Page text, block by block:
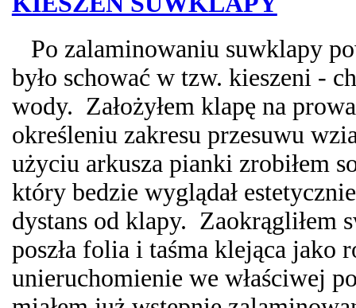
Po zalaminowaniu suwklapy
było schować w tzw. kieszeni -
wody. Założyłem klapę na
określeniu zakresu przesuwu
użyciu arkusza pianki zrobiłem
który bedzie wyglądał
dystans od klapy. Zaokrągliłem
poszła folia i taśma klejąca jako
unieruchomienie we właściwej